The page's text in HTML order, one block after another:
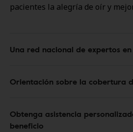
pacientes la alegría de oír y
Una red nacional de expertos
Orientación sobre la cobertura
Obtenga asistencia
beneficio